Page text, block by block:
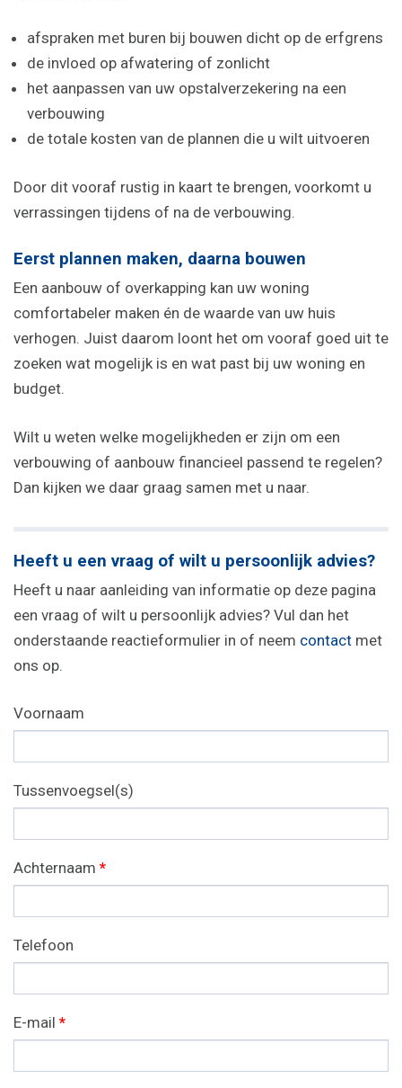
afspraken met buren bij bouwen dicht op de erfgrens
de invloed op afwatering of zonlicht
het aanpassen van uw opstalverzekering na een
verbouwing
de totale kosten van de plannen die u wilt uitvoeren
Door dit vooraf rustig in kaart te brengen, voorkomt u
verrassingen tijdens of na de verbouwing.
Eerst plannen maken, daarna bouwen
Een aanbouw of overkapping kan uw woning
comfortabeler maken én de waarde van uw huis
verhogen. Juist daarom loont het om vooraf goed uit te
zoeken wat mogelijk is en wat past bij uw woning en
budget.
Wilt u weten welke mogelijkheden er zijn om een
verbouwing of aanbouw financieel passend te regelen?
Dan kijken we daar graag samen met u naar.
Heeft u een vraag of wilt u persoonlijk advies?
Heeft u naar aanleiding van informatie op deze pagina
een vraag of wilt u persoonlijk advies? Vul dan het
onderstaande reactieformulier in of neem contact met
ons op.
Voornaam
Tussenvoegsel(s)
Achternaam *
Telefoon
E-mail *